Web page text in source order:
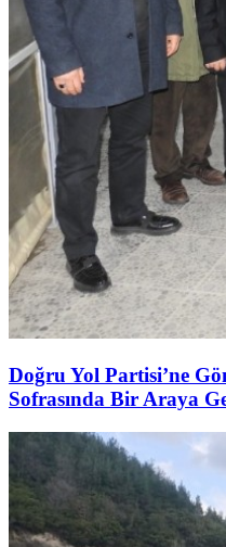
Doğru Yol Partisi’ne
Sofrasında Bir Araya